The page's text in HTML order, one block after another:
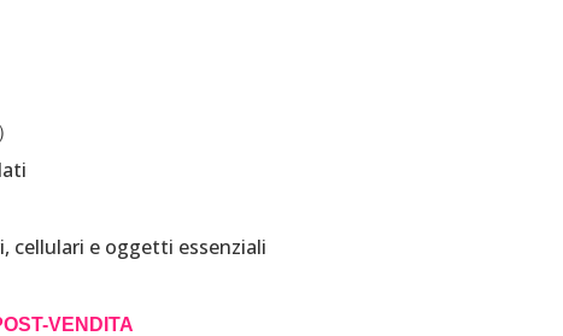
cellulari e oggetti essenziali
VENDITA